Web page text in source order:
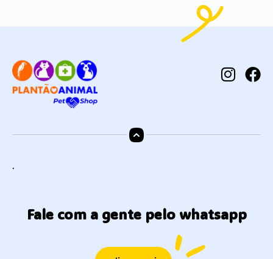
.
Fale com a gente pelo whatsapp